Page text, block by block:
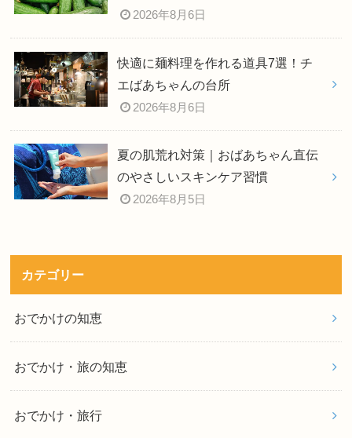
2026年8月6日
快適に麺料理を作れる道具7選！チ
エばあちゃんの台所
2026年8月6日
夏の肌荒れ対策｜おばあちゃん直伝
のやさしいスキンケア習慣
2026年8月5日
カテゴリー
おでかけの知恵
おでかけ・旅の知恵
おでかけ・旅行